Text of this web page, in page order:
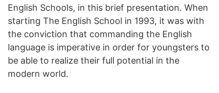
English Schools, in this brief presentation. When
starting The English School in 1993, it was with
the conviction that commanding the English
language is imperative in order for youngsters to
be able to realize their full potential in the
modern world.